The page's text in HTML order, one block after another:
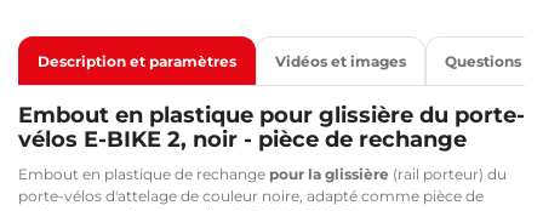
Description et paramètres Vidéos et images Questions
Embout en plastique pour glissière du porte-
vélos E-BIKE 2, noir - pièce de rechange
Embout en plastique de rechange pour la glissière (rail porteur) du
porte-vélos d'attelage de couleur noire, adapté comme pièce de